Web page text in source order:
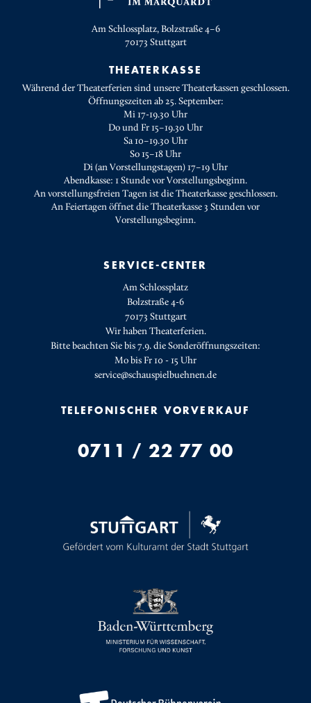
Am Schlossplatz, Bolzstraße 4–6
70173 Stuttgart
THEATERKASSE
Während der Theaterferien sind unsere Theaterkassen geschlossen.
Öffnungszeiten ab 25. September:
Mi 17-19.30 Uhr
Do und Fr 15–19.30 Uhr
Sa 10–19.30 Uhr
So 15–18 Uhr
Di (an Vorstellungstagen) 17–19 Uhr
Abendkasse: 1 Stunde vor Vorstellungsbeginn.
An vorstellungsfreien Tagen ist die Theaterkasse geschlossen.
An Feiertagen öffnet die Theaterkasse 3 Stunden vor
Vorstellungsbeginn.
SERVICE-CENTER
Am Schlossplatz
Bolzstraße 4-6
70173 Stuttgart
Wir haben Theaterferien.
Bitte beachten Sie bis 7.9. die Sonderöffnungszeiten:
Mo bis Fr 10 - 15 Uhr
service@schauspielbuehnen.de
TELEFONISCHER VORVERKAUF
0711 / 22 77 00